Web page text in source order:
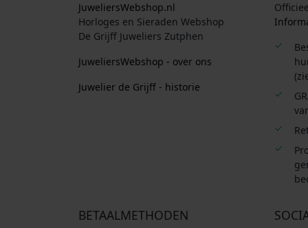
JuweliersWebshop.nl
Horloges en Sieraden Webshop
De Grijff Juweliers Zutphen
JuweliersWebshop - over ons
Juwelier de Grijff - historie
BETAALMETHODEN